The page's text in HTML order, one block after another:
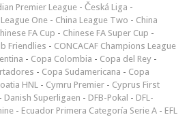
Premier League - Česká Liga -
One - China League Two - China
FA Cup - Chinese FA Super Cup -
Friendlies - CONCACAF Champions League
- Copa Colombia - Copa del Rey -
- Copa Sudamericana - Copa
HNL - Cymru Premier - Cyprus First
- Danish Superligaen - DFB-Pokal - DFL-
- Ecuador Primera Categoría Serie A - EFL